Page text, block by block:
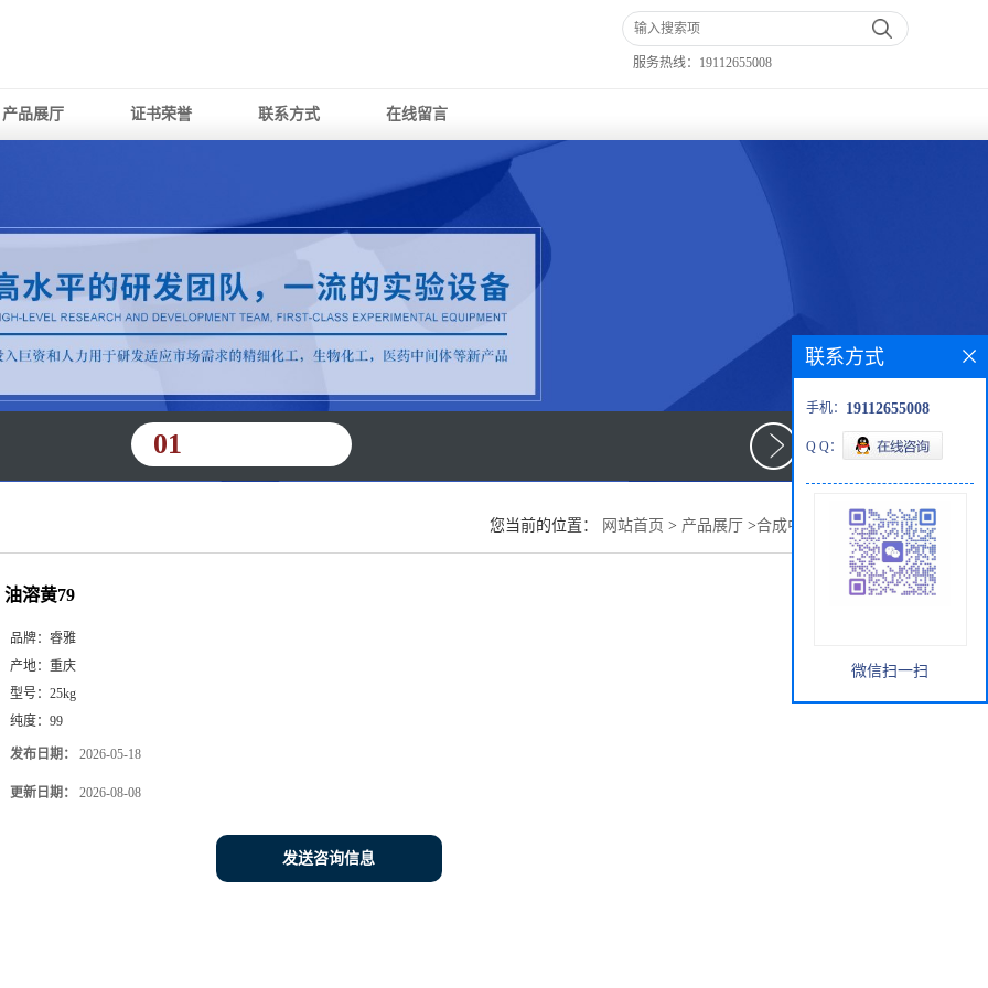
服务热线： 19112655008
产品展厅 证书荣誉 联系方式 在线留言
01
您当前的位置： 网站首页 > 产品展厅 >合成中间体 油溶黄79
油溶黄79
品牌： 睿雅
产地： 重庆
型号： 25kg
纯度： 99
发布日期： 2026-05-18
更新日期： 2026-08-08
发送咨询信息
联系方式
手机： 19112655008
Q Q：
微信扫一扫